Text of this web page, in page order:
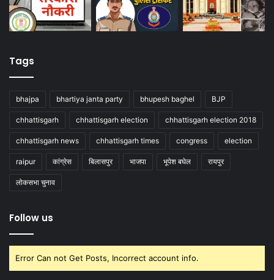
Tags
bhajpa bhartiya janta party bhupesh baghel BJP
chhattisgarh chhattisgarh election chhattisgarh election 2018
chhattisgarh news chhattisgarh times congress election
raipur कांग्रेस बिलासपुर भाजपा भूपेश बघेल रायपुर
लोकसभा चुनाव
Follow us
Error Can not Get Posts, Incorrect account info.